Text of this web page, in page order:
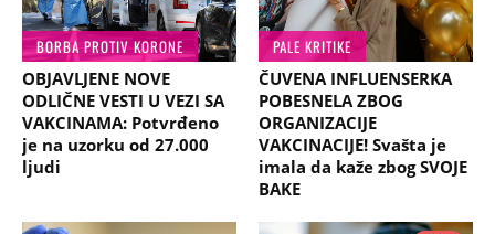
BORBA PROTIV KORONE
OBJAVLJENE NOVE
ODLIČNE VESTI U VEZI SA
VAKCINAMA: Potvrđeno
je na uzorku od 27.000
ljudi
PALE KRITIKE
ČUVENA INFLUENSERKA
POBESNELA ZBOG
ORGANIZACIJE
VAKCINACIJE! Svašta je
imala da kaže zbog SVOJE
BAKE